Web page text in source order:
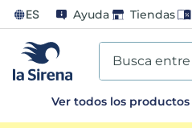
ES Ayuda Tiendas
Busca entre
Ver todos los productos
TÉRMINOS MÁS BUSCADOS